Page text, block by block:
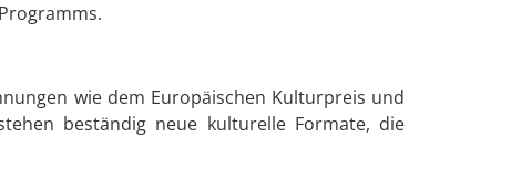
wie dem Europäischen Kulturpreis und
beständig neue kulturelle Formate, die